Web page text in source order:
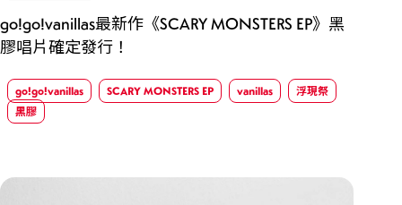
go!go!vanillas最新作《SCARY MONSTERS EP》黑
膠唱片確定發行！
go!go!vanillas SCARY MONSTERS EP vanillas
浮現祭
黑膠